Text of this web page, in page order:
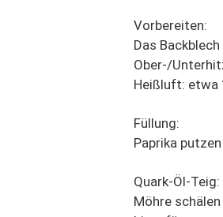
Vorbereiten:
Das
Ober-/
Heißluft: etwa
Füllung:
Paprika
Quark-Öl-Teig:
Möhre